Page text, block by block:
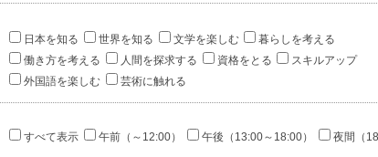
日本を知る 世界を知る 文学を楽しむ
暮らしを考える
働き方を考える
人間を探求する 資格をとる
スキルアップ
外国語を楽しむ
芸術に触れる
すべて表示 午前（～12:00） 午後（13:00～18:00） 夜間（